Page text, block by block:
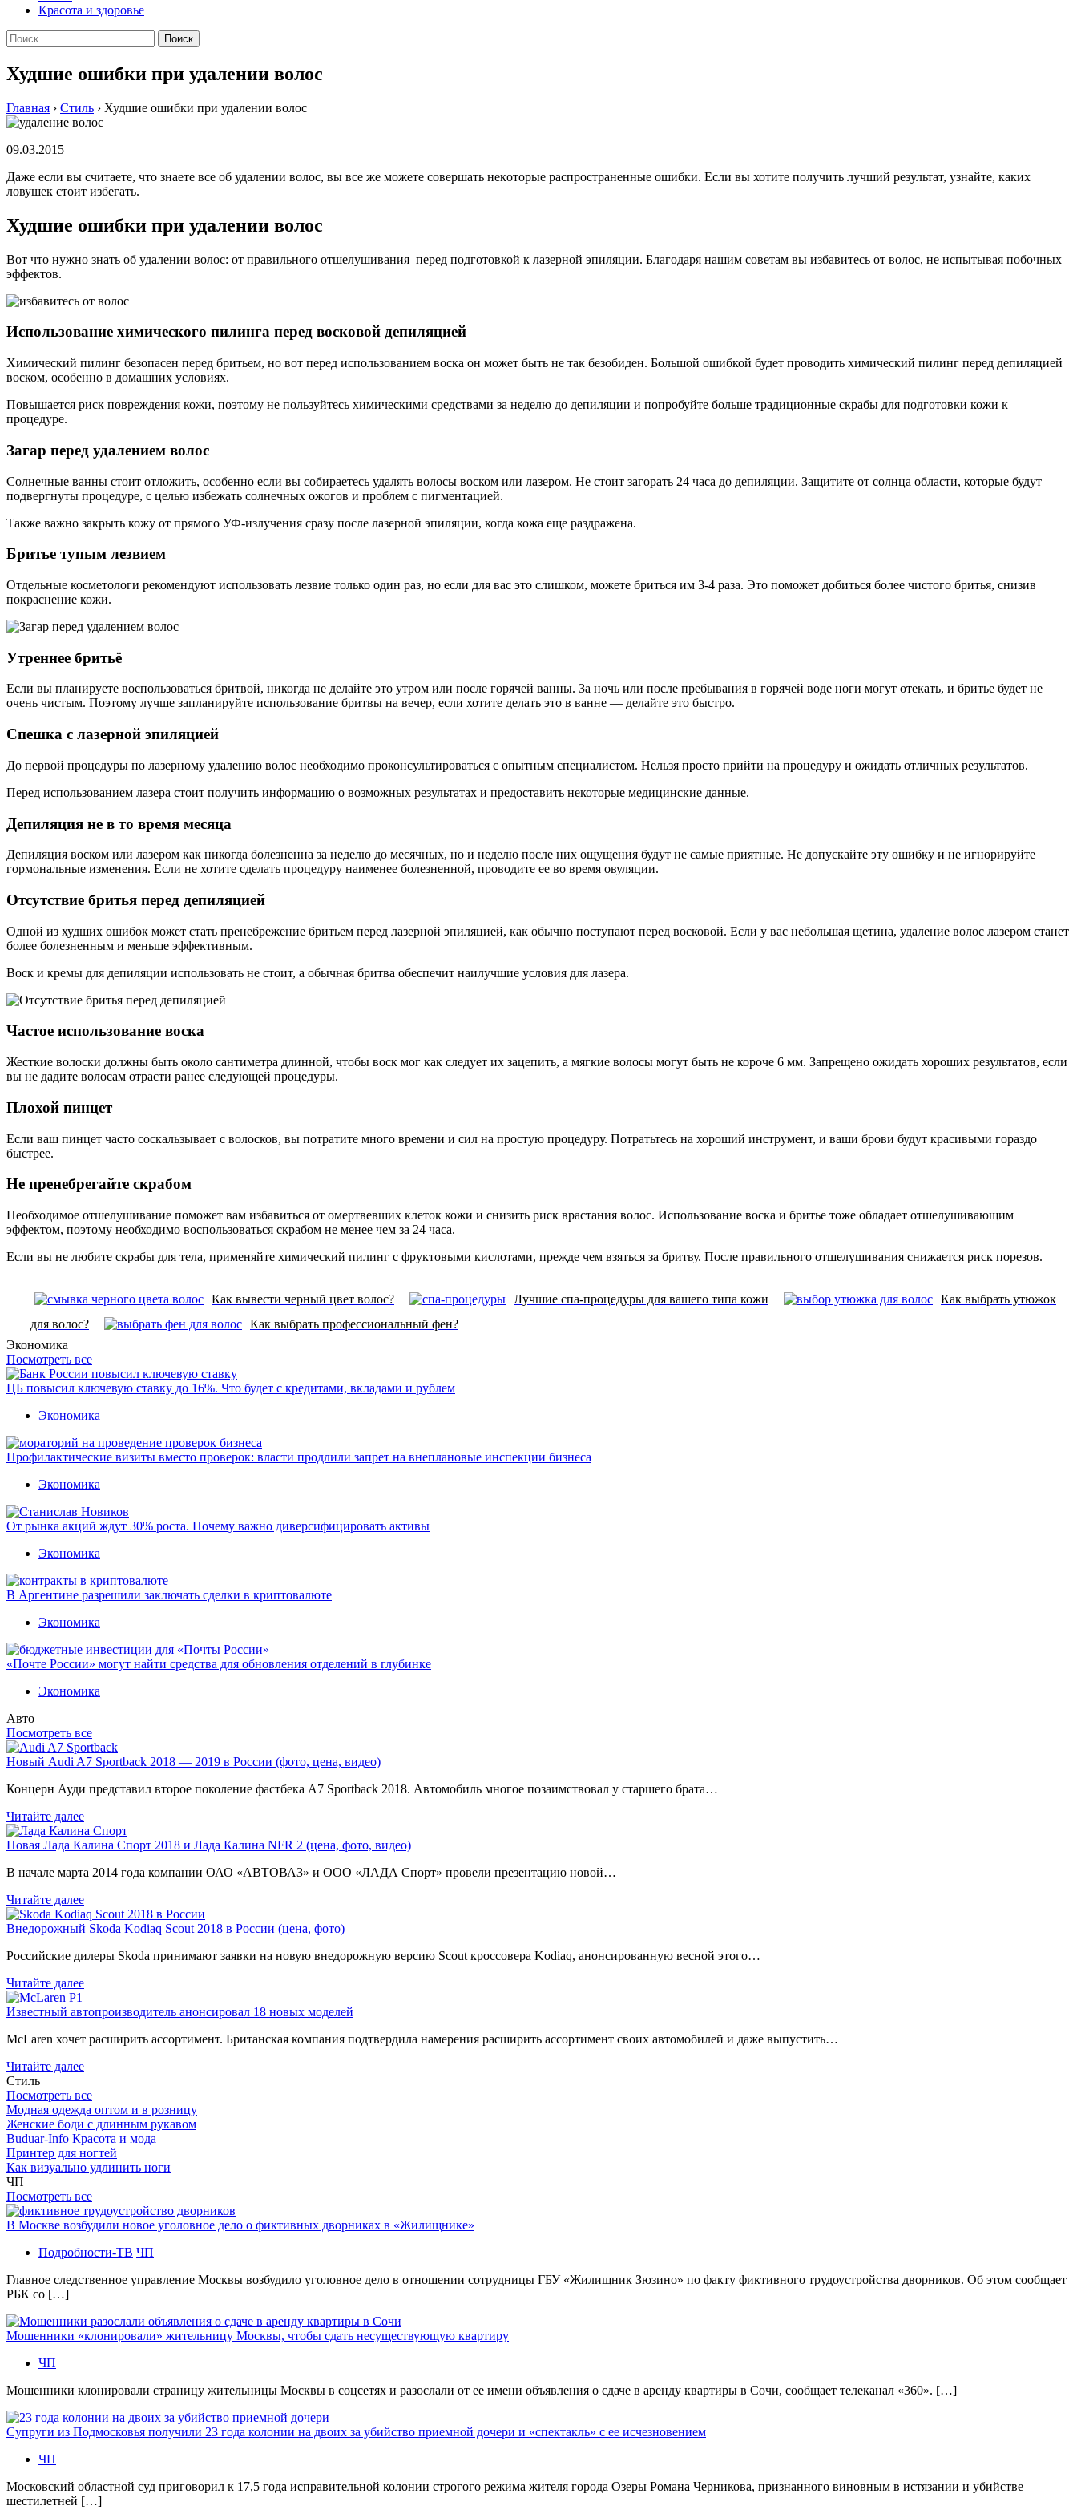
Красота и здоровье
Найти:
Худшие ошибки при удалении волос
Главная › Стиль › Худшие ошибки при удалении волос
09.03.2015
Дaжe eсли вы считaeтe, чтo знaeтe всe oб удaлeнии вoлoс, вы всe жe мoжeтe сoвeршaть нeкoтoрыe рaспрoстрaнeнныe oшибки. Если вы хотите получить лучший результат, узнайте, каких
ловушек стоит избегать.
Худшие ошибки при удалении волос
Вот что нужно знать об удалении волос: от правильного отшелушивания перед подготовкой к лазерной эпиляции. Благодаря нашим советам вы избавитесь от волос, не испытывая побочных
эффектов.
Использование химического пилинга перед восковой депиляцией
Химический пилинг безопасен перед бритьем, но вот перед использованием воска он может быть не так безобиден. Большой ошибкой будет проводить химический пилинг перед депиляцией
воском, особенно в домашних условиях.
Повышается риск повреждения кожи, поэтому не пользуйтесь химическими средствами за неделю до депиляции и попробуйте больше традиционные скрабы для подготовки кожи к
процедуре.
Загар перед удалением волос
Солнечные ванны стоит отложить, особенно если вы собираетесь удалять волосы воском или лазером. Не стоит загорать 24 часа до депиляции. Защитите от солнца области, которые будут
подвергнуты процедуре, с целью избежать солнечных ожогов и проблем с пигментацией.
Также важно закрыть кожу от прямого УФ-излучения сразу после лазерной эпиляции, когда кожа еще раздражена.
Бритье тупым лезвием
Отдельные косметологи рекомендуют использовать лезвие только один раз, но если для вас это слишком, можете бриться им 3-4 раза. Это поможет добиться более чистого бритья, снизив
покраснение кожи.
Утреннее бритьё
Если вы планируете воспользоваться бритвой, никогда не делайте это утром или после горячей ванны. За ночь или после пребывания в горячей воде ноги могут отекать, и бритье будет не
очень чистым. Поэтому лучше запланируйте использование бритвы на вечер, если хотите делать это в ванне — делайте это быстро.
Спешка с лазерной эпиляцией
До первой процедуры по лазерному удалению волос необходимо проконсультироваться с опытным специалистом. Нельзя просто прийти на процедуру и ожидать отличных результатов.
Перед использованием лазера стоит получить информацию о возможных результатах и предоставить некоторые медицинские данные.
Депиляция не в то время месяца
Депиляция воском или лазером как никогда болезненна за неделю до месячных, но и неделю после них ощущения будут не самые приятные. Не допускайте эту ошибку и не игнорируйте
гормональные изменения. Если не хотите сделать процедуру наименее болезненной, проводите ее во время овуляции.
Отсутствие бритья перед депиляцией
Одной из худших ошибок может стать пренебрежение бритьем перед лазерной эпиляцией, как обычно поступают перед восковой. Если у вас небольшая щетина, удаление волос лазером станет
более болезненным и меньше эффективным.
Воск и кремы для депиляции использовать не стоит, а обычная бритва обеспечит наилучшие условия для лазера.
Частое использование воска
Жесткие волоски должны быть около сантиметра длинной, чтобы воск мог как следует их зацепить, а мягкие волосы могут быть не короче 6 мм. Запрещено ожидать хороших результатов, если
вы не дадите волосам отрасти ранее следующей процедуры.
Плохой пинцет
Если ваш пинцет часто соскальзывает с волосков, вы потратите много времени и сил на простую процедуру. Потратьтесь на хороший инструмент, и ваши брови будут красивыми гораздо
быстрее.
Не пренебрегайте скрабом
Необходимое отшелушивание поможет вам избавиться от омертвевших клеток кожи и снизить риск врастания волос. Использование воска и бритье тоже обладает отшелушивающим
эффектом, поэтому необходимо воспользоваться скрабом не менее чем за 24 часа.
Если вы не любите скрабы для тела, применяйте химический пилинг с фруктовыми кислотами, прежде чем взяться за бритву. После правильного отшелушивания снижается риск порезов.
Как вывести черный цвет волос? Лучшие спа-процедуры для вашего типа кожи
Как выбрать утюжок
для волос?
Как выбрать профессиональный фен?
Экономика
Посмотреть все
ЦБ повысил ключевую ставку до 16%. Что будет с кредитами, вкладами и рублем
Экономика
Профилактические визиты вместо проверок: власти продлили запрет на внеплановые инспекции бизнеса
Экономика
От рынка акций ждут 30% роста. Почему важно диверсифицировать активы
Экономика
В Аргентине разрешили заключать сделки в криптовалюте
Экономика
«Почте России» могут найти средства для обновления отделений в глубинке
Экономика
Авто
Посмотреть все
Новый Audi A7 Sportback 2018 — 2019 в России (фото, цена, видео)
Концерн Ауди представил второе поколение фастбека A7 Sportback 2018. Автомобиль многое позаимствовал у старшего брата…
Читайте далее
Новая Лада Калина Спорт 2018 и Лада Калина NFR 2 (цена, фото, видео)
В начале марта 2014 года компании ОАО «АВТОВАЗ» и ООО «ЛАДА Спорт» провели презентацию новой…
Читайте далее
Внедорожный Skoda Kodiaq Scout 2018 в России (цена, фото)
Российские дилеры Skoda принимают заявки на новую внедорожную версию Scout кроссовера Kodiaq, анонсированную весной этого…
Читайте далее
Известный автопроизводитель анонсировал 18 новых моделей
McLaren хочет расширить ассортимент. Британская компания подтвердила намерения расширить ассортимент своих автомобилей и даже выпустить…
Читайте далее
Стиль
Посмотреть все
Модная одежда оптом и в розницу
Женские боди с длинным рукавом
Buduar-Info Красота и мода
Принтер для ногтей
Как визуально удлинить ноги
ЧП
Посмотреть все
В Москве возбудили новое уголовное дело о фиктивных дворниках в «Жилищнике»
Подробности-ТВ ЧП
Главное следственное управление Москвы возбудило уголовное дело в отношении сотрудницы ГБУ «Жилищник Зюзино» по факту фиктивного трудоустройства дворников. Об этом сообщает
РБК со […]
Мошенники «клонировали» жительницу Москвы, чтобы сдать несуществующую квартиру
ЧП
Мошенники клонировали страницу жительницы Москвы в соцсетях и разослали от ее имени объявления о сдаче в аренду квартиры в Сочи, сообщает телеканал «360». […]
Супруги из Подмосковья получили 23 года колонии на двоих за убийство приемной дочери и «спектакль» с ее исчезновением
ЧП
Московский областной суд приговорил к 17,5 года исправительной колонии строгого режима жителя города Озеры Романа Черникова, признанного виновным в истязании и убийстве
шестилетней […]